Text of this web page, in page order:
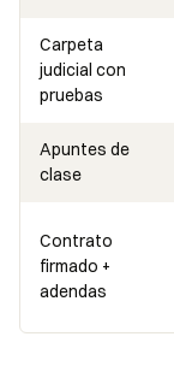
Carpeta
judicial con
pruebas
Apuntes de
clase
Contrato
firmado +
adendas